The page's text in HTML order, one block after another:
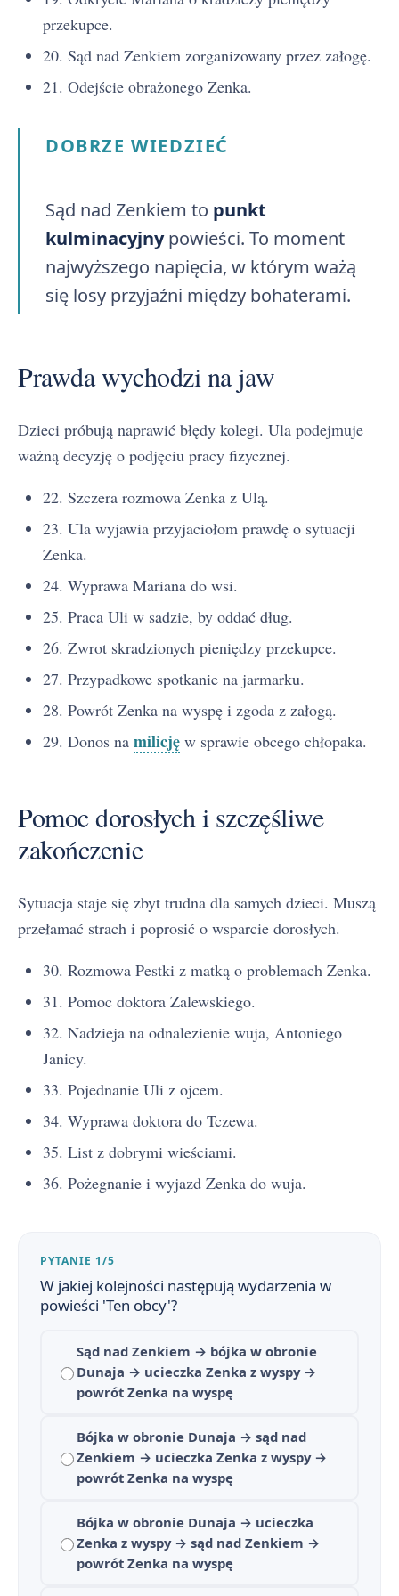
przekupce.
20. Sąd nad Zenkiem zorganizowany przez załogę.
21. Odejście obrażonego Zenka.
DOBRZE WIEDZIEĆ
Sąd nad Zenkiem to punkt
kulminacyjnypowieści. To moment
najwyższego napięcia, w którym ważą
się losy przyjaźni między bohaterami.
Prawda wychodzi na jaw
Dzieci próbują naprawić błędy kolegi. Ula podejmuje
ważną decyzję o podjęciu pracy fizycznej.
22. Szczera rozmowa Zenka z Ulą.
23. Ula wyjawia przyjaciołom prawdę o sytuacji
Zenka.
24. Wyprawa Mariana do wsi.
25. Praca Uli w sadzie, by oddać dług.
26. Zwrot skradzionych pieniędzy przekupce.
27. Przypadkowe spotkanie na jarmarku.
28. Powrót Zenka na wyspę i zgoda z załogą.
29. Donos na milicję w sprawie obcego chłopaka.
Pomoc dorosłych i szczęśliwe
zakończenie
Sytuacja staje się zbyt trudna dla samych dzieci. Muszą
przełamać strach i poprosić o wsparcie dorosłych.
30. Rozmowa Pestki z matką o problemach Zenka.
31. Pomoc doktora Zalewskiego.
32. Nadzieja na odnalezienie wuja, Antoniego
Janicy.
33. Pojednanie Uli z ojcem.
34. Wyprawa doktora do Tczewa.
35. List z dobrymi wieściami.
36. Pożegnanie i wyjazd Zenka do wuja.
PYTANIE 1/5
W jakiej kolejności następują wydarzenia w
powieści 'Ten obcy'?
Sąd nad Zenkiem → bójka w obronie
Dunaja → ucieczka Zenka z wyspy →
powrót Zenka na wyspę
Bójka w obronie Dunaja → sąd nad
Zenkiem → ucieczka Zenka z wyspy →
powrót Zenka na wyspę
Bójka w obronie Dunaja → ucieczka
Zenka z wyspy → sąd nad Zenkiem →
powrót Zenka na wyspę
Ten obcy - streszczenie krótkie i szczegółowe